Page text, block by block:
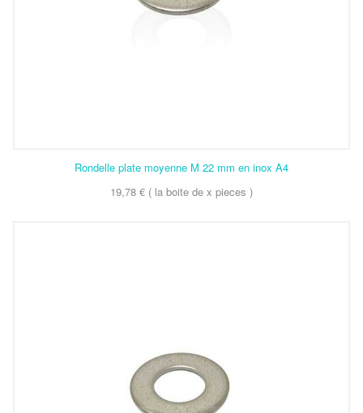
Rondelle plate moyenne M 22 mm en inox A4
19,78 € ( la boite de x pieces )